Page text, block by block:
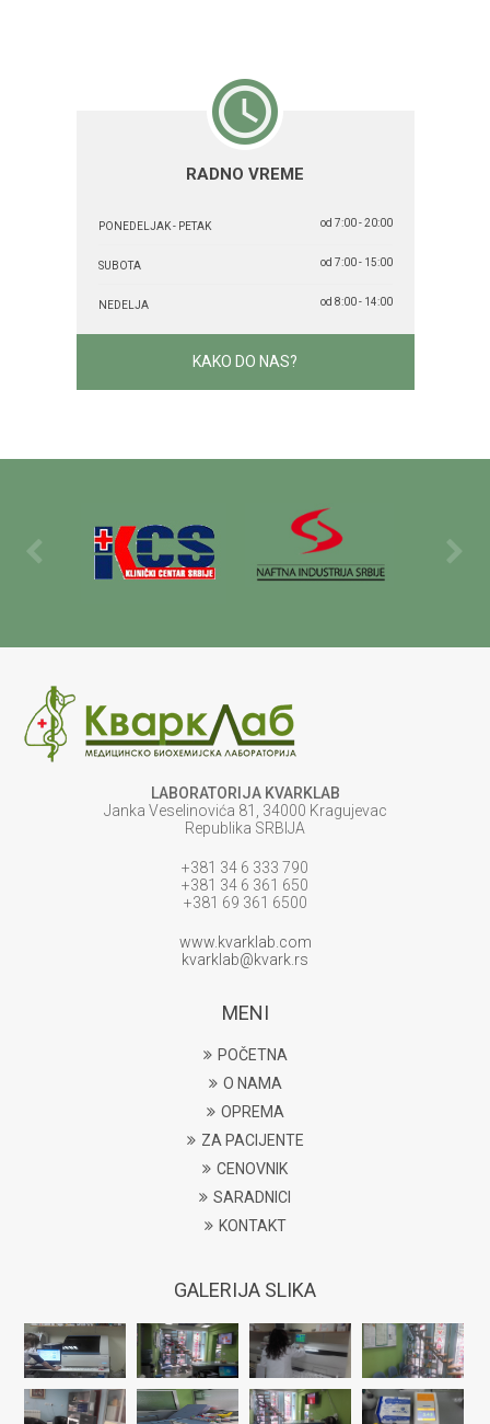
RADNO VREME
PONEDELJAK - PETAK od 7:00 - 20:00
SUBOTA od 7:00 - 15:00
NEDELJA od 8:00 - 14:00
KAKO DO NAS?
LABORATORIJA KVARKLAB
Janka Veselinovića 81, 34000 Kragujevac
Republika SRBIJA
+381 34 6 333 790
+381 34 6 361 650
+381 69 361 6500
www.kvarklab.com
kvarklab@kvark.rs
MENI
POČETNA
O NAMA
OPREMA
ZA PACIJENTE
CENOVNIK
SARADNICI
KONTAKT
GALERIJA SLIKA